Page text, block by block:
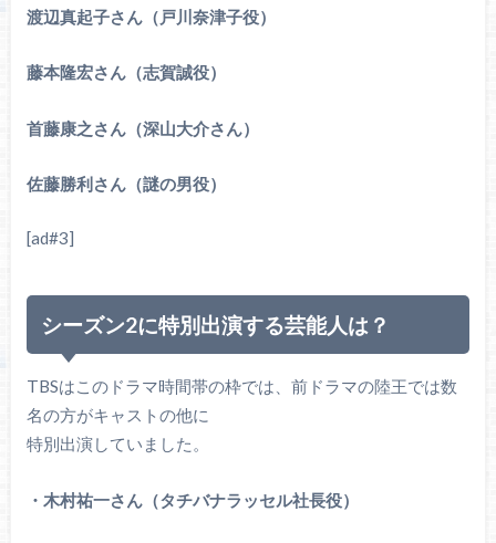
渡辺真起子さん（戸川奈津子役）
藤本隆宏さん（志賀誠役）
首藤康之さん（深山大介さん）
佐藤勝利さん（謎の男役）
[ad#3]
シーズン2に特別出演する芸能人は？
TBSはこのドラマ時間帯の枠では、前ドラマの陸王では数
名の方がキャストの他に
特別出演していました。
・木村祐一さん（タチバナラッセル社長役）